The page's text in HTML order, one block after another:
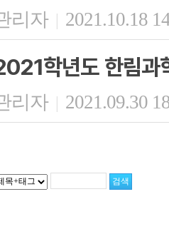
리자 | 2021.10.18
학년도 한림과
리자 | 2021.09.30